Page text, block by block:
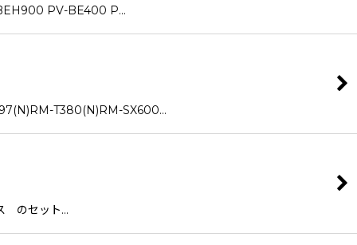
PV-BE400 P…
T380(N)RM-SX600…
のセット…